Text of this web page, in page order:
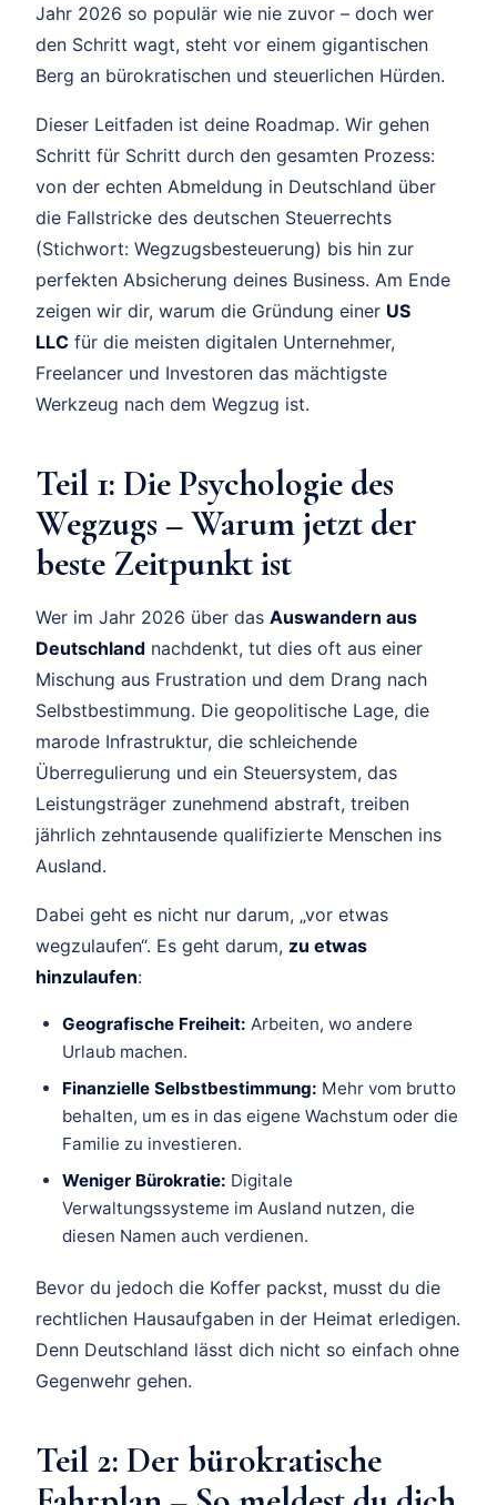
Jahr 2026 so populär wie nie zuvor – doch wer
den Schritt wagt, steht vor einem gigantischen
Berg an bürokratischen und steuerlichen Hürden.
Dieser Leitfaden ist deine Roadmap. Wir gehen
Schritt für Schritt durch den gesamten Prozess:
von der echten Abmeldung in Deutschland über
die Fallstricke des deutschen Steuerrechts
(Stichwort: Wegzugsbesteuerung) bis hin zur
perfekten Absicherung deines Business. Am Ende
zeigen wir dir, warum die Gründung einer US
LLC für die meisten digitalen Unternehmer,
Freelancer und Investoren das mächtigste
Werkzeug nach dem Wegzug ist.
Teil 1: Die Psychologie des
Wegzugs – Warum jetzt der
beste Zeitpunkt ist
Wer im Jahr 2026 über das Auswandern aus
Deutschland nachdenkt, tut dies oft aus einer
Mischung aus Frustration und dem Drang nach
Selbstbestimmung. Die geopolitische Lage, die
marode Infrastruktur, die schleichende
Überregulierung und ein Steuersystem, das
Leistungsträger zunehmend abstraft, treiben
jährlich zehntausende qualifizierte Menschen ins
Ausland.
Dabei geht es nicht nur darum, „vor etwas
wegzulaufen“. Es geht darum, zu etwas
hinzulaufen:
Geografische Freiheit: Arbeiten, wo andere
Urlaub machen.
Finanzielle Selbstbestimmung: Mehr vom brutto
behalten, um es in das eigene Wachstum oder die
Familie zu investieren.
Weniger Bürokratie: Digitale
Verwaltungssysteme im Ausland nutzen, die
diesen Namen auch verdienen.
Bevor du jedoch die Koffer packst, musst du die
rechtlichen Hausaufgaben in der Heimat erledigen.
Denn Deutschland lässt dich nicht so einfach ohne
Gegenwehr gehen.
Teil 2: Der bürokratische